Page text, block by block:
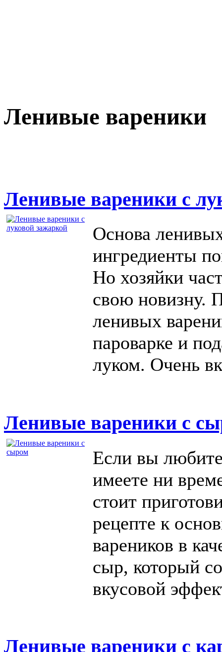
Ленивые вареники
Ленивые вареники с
Основа
ингредиенты
Но хозяйки
свою новизну.
ленивых
пароварке и
луком. Очень
Ленивые вареники с
Если вы
имеете ни
стоит
рецепте к
вареников в
сыр, который
вкусовой
Ленивые вареники с